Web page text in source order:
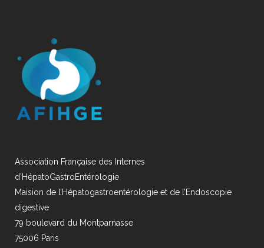
Association Française des Internes
d’HépatoGastroEntérologie
Maision de l’Hépatogastroentérologie et de l’Endoscopie
digestive
79 boulevard du Montparnasse
75006 Paris